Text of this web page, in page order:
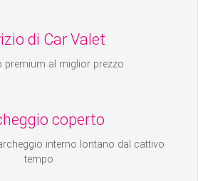
di Car Valet
premium al miglior prezzo
coperto
interno lontano dal cattivo
tempo